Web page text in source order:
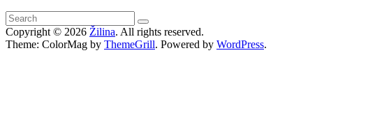
Copyright © 2026 Žilina. All rights reserved.
Theme: ColorMag by ThemeGrill. Powered by WordPress.